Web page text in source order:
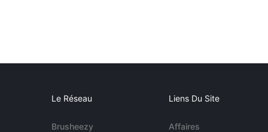
Le Réseau
Brusheezy
Liens Du Site
Affaires